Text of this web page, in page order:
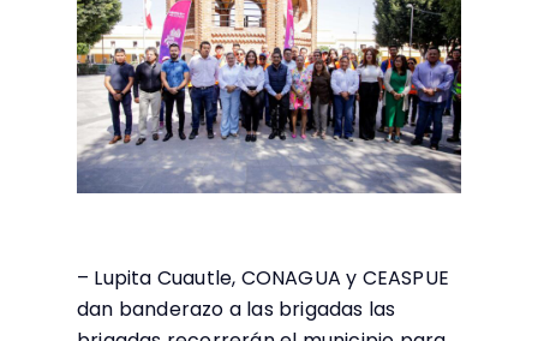
– Lupita Cuautle, CONAGUA y CEASPUE
dan banderazo a las brigadas las